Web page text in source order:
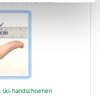
handschoenen.